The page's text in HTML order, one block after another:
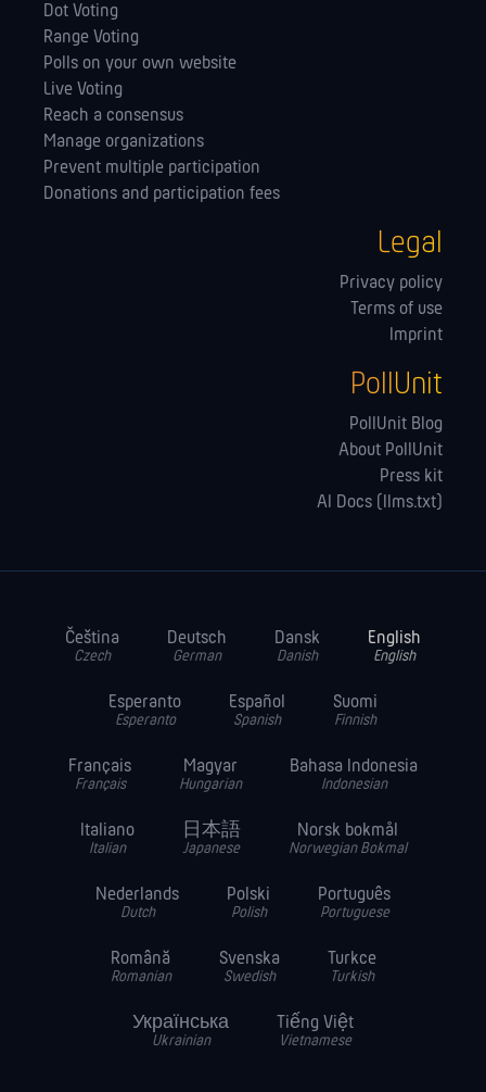
Dot Voting
Range Voting
Polls on your own website
Live Voting
Reach a consensus
Manage orga­nizations
Prevent multiple participation
Donations and participation fees
Legal
Privacy policy
Terms of use
Imprint
PollUnit
PollUnit Blog
About PollUnit
Press kit
AI Docs (llms.txt)
Čeština
Czech
Deutsch
German
Dansk
Danish
English
English
Esperanto
Esperanto
Español
Spanish
Suomi
Finnish
Français
Français
Magyar
Hungarian
Bahasa Indonesia
Indonesian
Italiano
Italian
日本語
Japanese
Norsk bokmål
Norwegian Bokmal
Nederlands
Dutch
Polski
Polish
Português
Portuguese
Română
Romanian
Svenska
Swedish
Turkce
Turkish
Українська
Ukrainian
Tiếng Việt
Vietnamese